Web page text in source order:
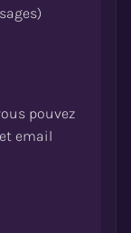
pouvez
email